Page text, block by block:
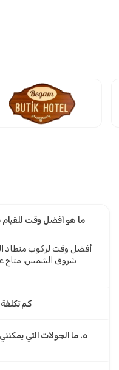
ما هو أفضل وقت للقيام
أفضل وقت لركوب منطاد
شروق الشمس، متاح
كم تكلفة
٥. ما الجولات التي